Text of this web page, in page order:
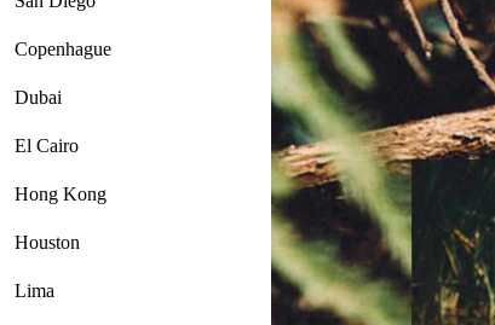
Copenhague
Dubai
El Cairo
Hong Kong
Houston
Lima